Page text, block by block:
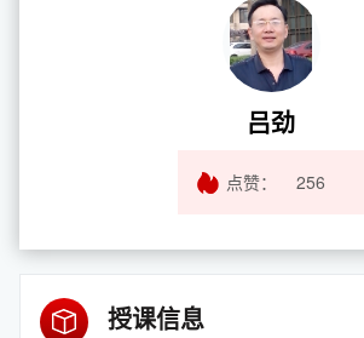
吕劲
点赞： 256
授课信息